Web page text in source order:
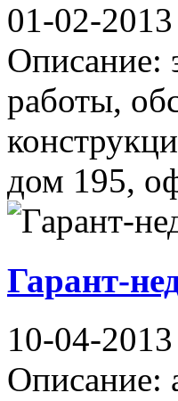
01-02-2013
Описание:
работы,
дом 195,
Гарант-
10-04-2013
Описание: